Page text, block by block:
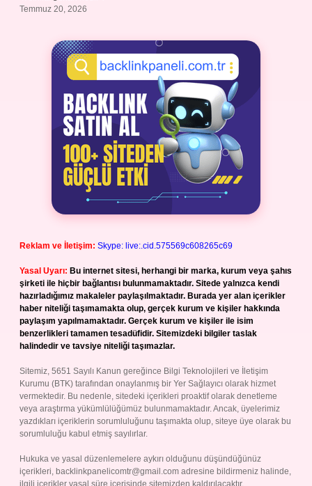
Temmuz 20, 2026
Reklam ve İletişim: Skype: live:.cid.575569c608265c69
Yasal Uyarı: Bu internet sitesi, herhangi bir marka, kurum veya şahıs
şirketi ile hiçbir bağlantısı bulunmamaktadır. Sitede yalnızca kendi
hazırladığımız makaleler paylaşılmaktadır. Burada yer alan içerikler
haber niteliği taşımamakta olup, gerçek kurum ve kişiler hakkında
paylaşım yapılmamaktadır. Gerçek kurum ve kişiler ile isim
benzerlikleri tamamen tesadüfidir. Sitemizdeki bilgiler taslak
halindedir ve tavsiye niteliği taşımazlar.
Sitemiz, 5651 Sayılı Kanun gereğince Bilgi Teknolojileri ve İletişim
Kurumu (BTK) tarafından onaylanmış bir Yer Sağlayıcı olarak hizmet
vermektedir. Bu nedenle, sitedeki içerikleri proaktif olarak denetleme
veya araştırma yükümlülüğümüz bulunmamaktadır. Ancak, üyelerimiz
yazdıkları içeriklerin sorumluluğunu taşımakta olup, siteye üye olarak bu
sorumluluğu kabul etmiş sayılırlar.
Hukuka ve yasal düzenlemelere aykırı olduğunu düşündüğünüz
içerikleri, backlinkpanelicomtr@gmail.com adresine bildirmeniz halinde,
ilgili içerikler yasal süre içerisinde sitemizden kaldırılacaktır.